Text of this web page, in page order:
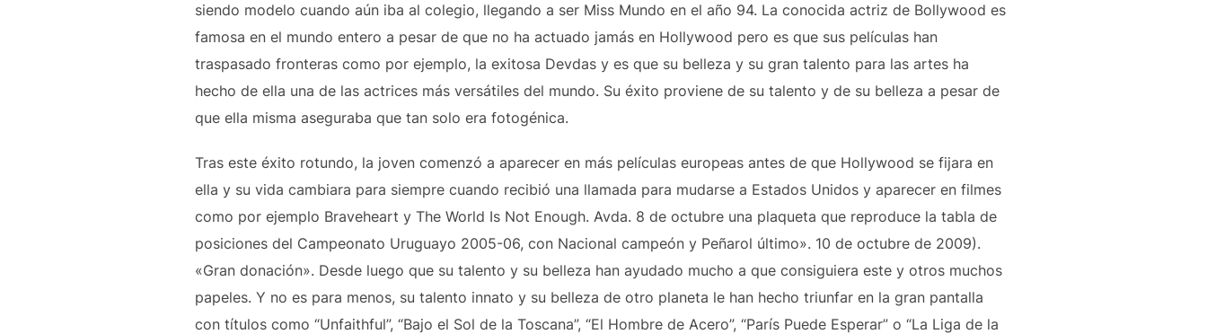
siendo modelo cuando aún iba al colegio, llegando a ser Miss Mundo en el año 94. La conocida actriz de Bollywood es
famosa en el mundo entero a pesar de que no ha actuado jamás en Hollywood pero es que sus películas han
traspasado fronteras como por ejemplo, la exitosa Devdas y es que su belleza y su gran talento para las artes ha
hecho de ella una de las actrices más versátiles del mundo. Su éxito proviene de su talento y de su belleza a pesar de
que ella misma aseguraba que tan solo era fotogénica.
Tras este éxito rotundo, la joven comenzó a aparecer en más películas europeas antes de que Hollywood se fijara en
ella y su vida cambiara para siempre cuando recibió una llamada para mudarse a Estados Unidos y aparecer en filmes
como por ejemplo Braveheart y The World Is Not Enough. Avda. 8 de octubre una plaqueta que reproduce la tabla de
posiciones del Campeonato Uruguayo 2005-06, con Nacional campeón y Peñarol último». 10 de octubre de 2009).
«Gran donación». Desde luego que su talento y su belleza han ayudado mucho a que consiguiera este y otros muchos
papeles. Y no es para menos, su talento innato y su belleza de otro planeta le han hecho triunfar en la gran pantalla
con títulos como “Unfaithful”, “Bajo el Sol de la Toscana”, “El Hombre de Acero”, “París Puede Esperar” o “La Liga de la